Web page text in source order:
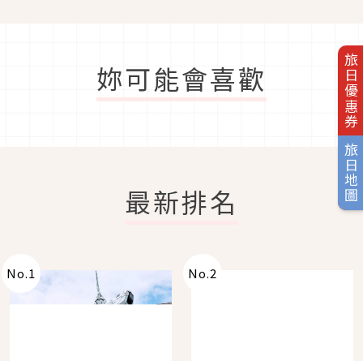
旅日優惠券
旅日地圖
妳可能會喜歡
最新排名
No.1 No.2